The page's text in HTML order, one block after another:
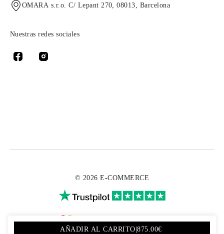
AÑADIR AL CARRITO 875.00€
OMARA s.r.o. C/ Lepant 270, 08013, Barcelona
Nuestras redes sociales
© 2026 E-COMMERCE